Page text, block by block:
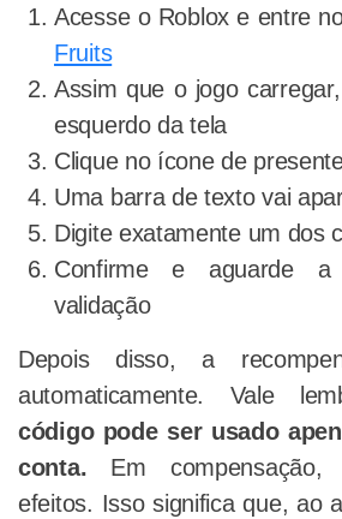
Acesse o Roblox e entre
Fruits
Assim que o jogo
esquerdo da tela
Clique no ícone de
Uma barra de texto vai
Digite exatamente um dos
Confirme e aguarde a
validação
Depois disso, a
automaticamente. Vale
código pode ser usado
conta. Em compensação,
efeitos. Isso significa que, ao